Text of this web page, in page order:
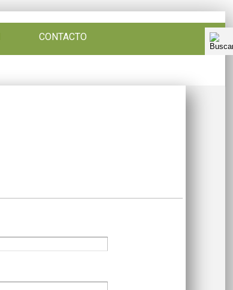
CONTACTO